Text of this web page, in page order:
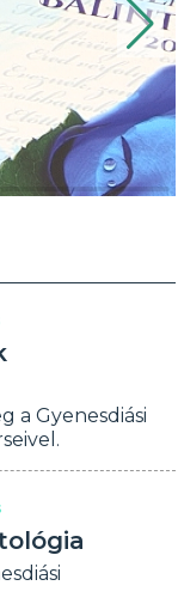
a Gyenesdiási